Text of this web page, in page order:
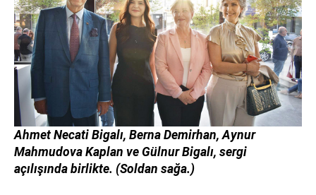
Ahmet Necati Bigalı, Berna Demirhan, Aynur
Mahmudova Kaplan ve Gülnur Bigalı, sergi
açılışında birlikte. (Soldan sağa.)